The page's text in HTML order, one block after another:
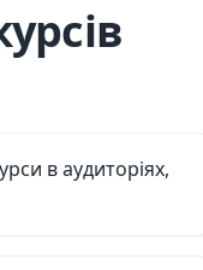
в аудиторіях,